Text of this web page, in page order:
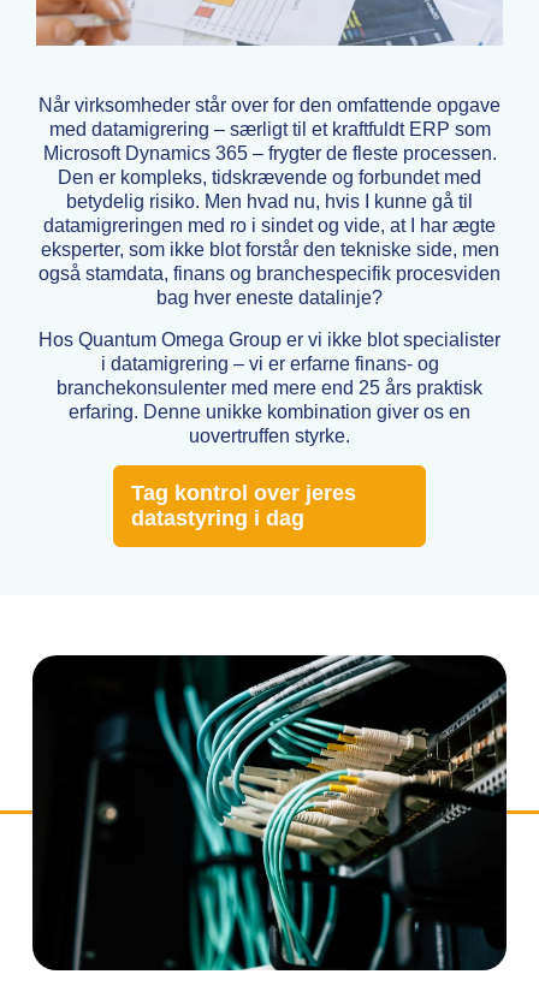
Når virksomheder står over for den omfattende opgave
med datamigrering – særligt til et kraftfuldt ERP som
Microsoft Dynamics 365 – frygter de fleste processen.
Den er kompleks, tidskrævende og forbundet med
betydelig risiko. Men hvad nu, hvis I kunne gå til
datamigreringen med ro i sindet og vide, at I har ægte
eksperter, som ikke blot forstår den tekniske side, men
også stamdata, finans og branchespecifik procesviden
bag hver eneste datalinje?
Hos Quantum Omega Group er vi ikke blot specialister
i datamigrering – vi er erfarne finans- og
branchekonsulenter med mere end 25 års praktisk
erfaring. Denne unikke kombination giver os en
uovertruffen styrke.
Tag kontrol over jeres
datastyring i dag